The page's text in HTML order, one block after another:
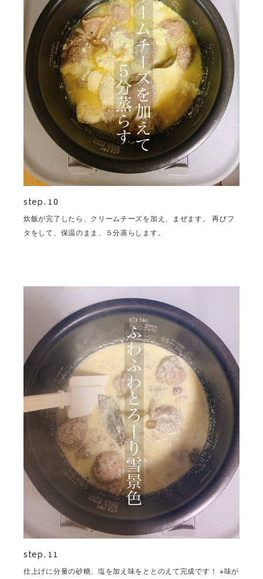
step. 10
炊飯が完了したら、クリームチーズを加え、まぜます。 再びフ
タをして、保温のまま、５分蒸らします。
step. 11
仕上げに分量の砂糖、塩を加え味をととのえて完成です！ ※味が